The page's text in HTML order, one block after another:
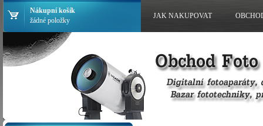
Nákupní košík
žádné položky
JAK NAKUPOVAT